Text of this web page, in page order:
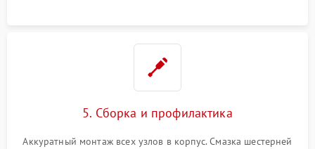
5. Сборка и профилактика
Аккуратный монтаж всех узлов в корпус. Смазка шестерней